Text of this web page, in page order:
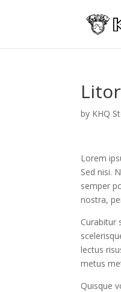
by KHQ
Lorem
Sed nisi.
semper
nostra,
Curabitur
lectus
metus
Quisque